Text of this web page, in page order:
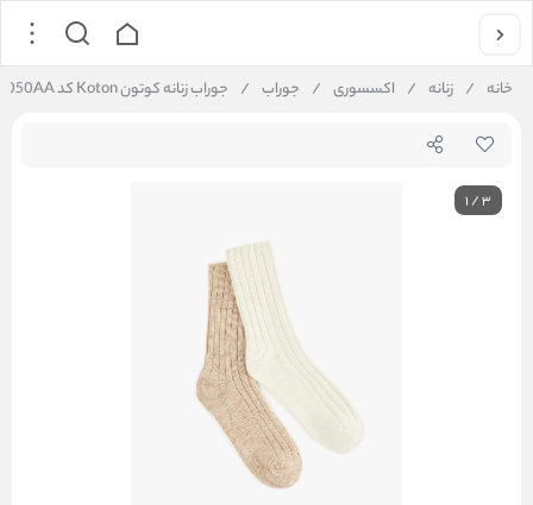
خانه / زنانه / اکسسوری / جوراب / جوراب زنانه کوتون Koton کد 6WAK80050AA
1/3